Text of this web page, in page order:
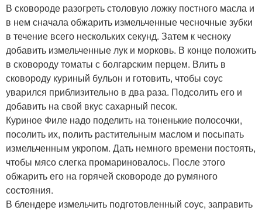
В сковороде разогреть столовую ложку постного масла и
в нем сначала обжарить измельченные чесночные зубки
в течение всего нескольких секунд. Затем к чесноку
добавить измельченные лук и морковь. В конце положить
в сковороду томаты с болгарским перцем. Влить в
сковороду куриный бульон и готовить, чтобы соус
уварился приблизительно в два раза. Подсолить его и
добавить на свой вкус сахарный песок.
Куриное Филе надо поделить на тоненькие полосочки,
посолить их, полить растительным маслом и посыпать
измельченным укропом. Дать немного времени постоять,
чтобы мясо слегка промариновалось. После этого
обжарить его на горячей сковороде до румяного
состояния.
В блендере измельчить подготовленный соус, заправить